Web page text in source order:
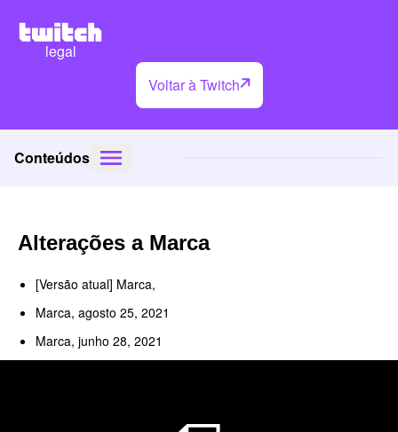
legal
Voltar à Twitch
Conteúdos
Alterações a Marca
[Versão atual] Marca,
Marca, agosto 25, 2021
Marca, junho 28, 2021